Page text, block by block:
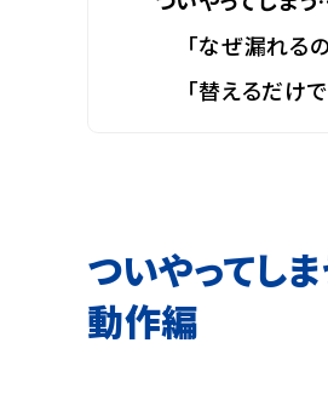
「なぜ漏れる
「替えるだけ
ついやってし
動作編